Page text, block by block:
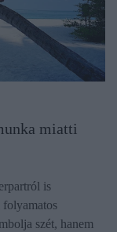
miatti
is
folyamatos
szét, hanem